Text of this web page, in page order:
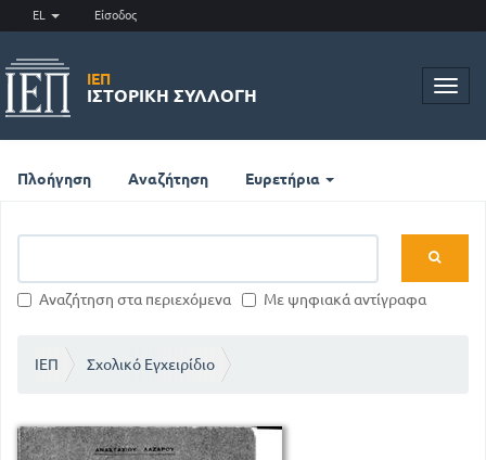
EL Είσοδος
ΙΕΠ
ΙΣΤΟΡΙΚΉ ΣΥΛΛΟΓΉ
Πλοήγηση Αναζήτηση Ευρετήρια
Αναζήτηση στα περιεχόμενα Με ψηφιακά αντίγραφα
ΙΕΠ Σχολικό Εγχειρίδιο